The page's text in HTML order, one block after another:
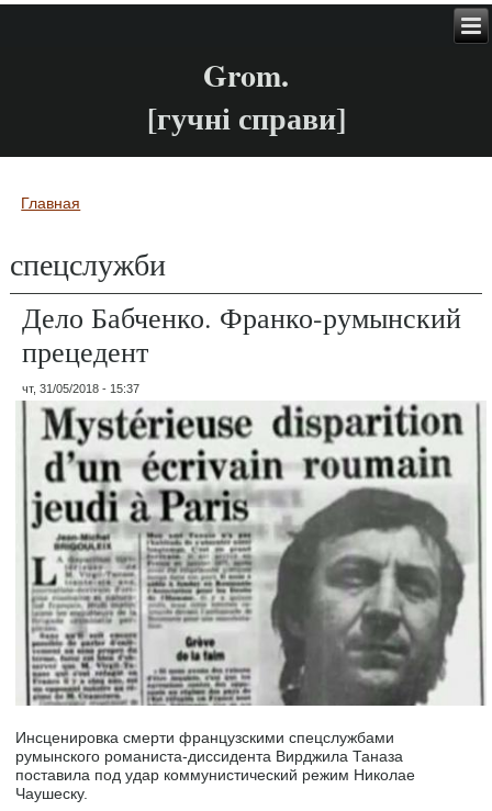
Grom.
[гучні справи]
Вы здесь
Главная
спецслужби
Дело Бабченко. Франко-румынский
прецедент
чт, 31/05/2018 - 15:37
Инсценировка смерти французскими спецслужбами
румынского романиста-диссидента Вирджила Таназа
поставила под удар коммунистический режим Николае
Чаушеску.